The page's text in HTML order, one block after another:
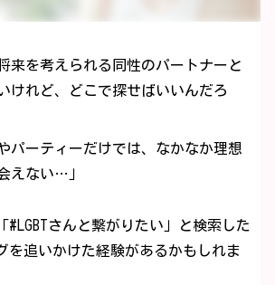
来を考えられる同性のパートナーと
けれど、どこで探せばいいんだろ
パーティーだけでは、なかなか理想
えない…」
#LGBTさんと繋がりたい」と検索した
を追いかけた経験があるかもしれま